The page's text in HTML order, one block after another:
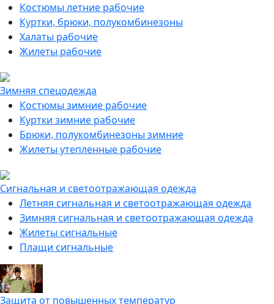
Костюмы летние рабочие
Куртки, брюки, полукомбинезоны
Халаты рабочие
Жилеты рабочие
Зимняя спецодежда
Костюмы зимние рабочие
Куртки зимние рабочие
Брюки, полукомбинезоны зимние
Жилеты утепленные рабочие
Сигнальная и светоотражающая одежда
Летняя сигнальная и светоотражающая одежда
Зимняя сигнальная и светоотражающая одежда
Жилеты сигнальные
Плащи сигнальные
Защита от повышенных температур